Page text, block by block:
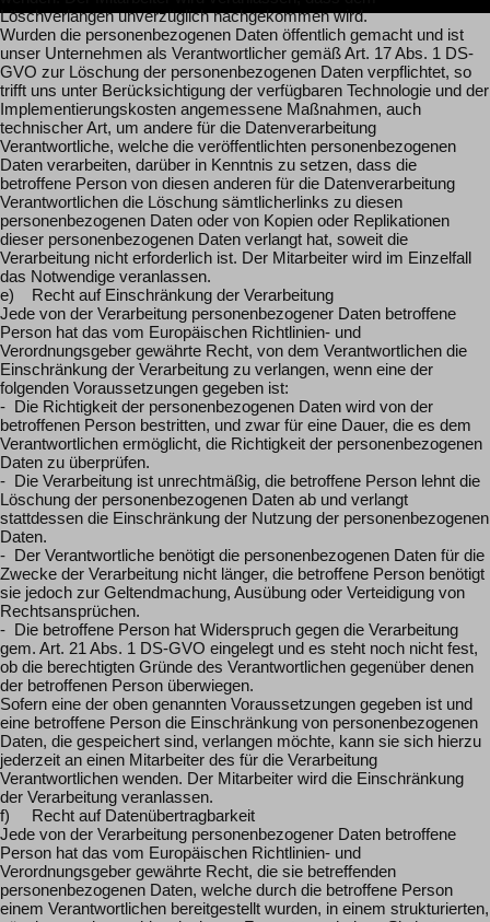
Löschverlangen unverzüglich nachgekommen wird.
Wurden die personenbezogenen Daten öffentlich gemacht und ist
unser Unternehmen als Verantwortlicher gemäß Art. 17 Abs. 1 DS-
GVO zur Löschung der personenbezogenen Daten verpflichtet, so
trifft uns unter Berücksichtigung der verfügbaren Technologie und der
Implementierungskosten angemessene Maßnahmen, auch
technischer Art, um andere für die Datenverarbeitung
Verantwortliche, welche die veröffentlichten personenbezogenen
Daten verarbeiten, darüber in Kenntnis zu setzen, dass die
betroffene Person von diesen anderen für die Datenverarbeitung
Verantwortlichen die Löschung sämtlicherlinks zu diesen
personenbezogenen Daten oder von Kopien oder Replikationen
dieser personenbezogenen Daten verlangt hat, soweit die
Verarbeitung nicht erforderlich ist. Der Mitarbeiter wird im Einzelfall
das Notwendige veranlassen.
e) Recht auf Einschränkung der Verarbeitung
Jede von der Verarbeitung personenbezogener Daten betroffene
Person hat das vom Europäischen Richtlinien- und
Verordnungsgeber gewährte Recht, von dem Verantwortlichen die
Einschränkung der Verarbeitung zu verlangen, wenn eine der
folgenden Voraussetzungen gegeben ist:
- Die Richtigkeit der personenbezogenen Daten wird von der
betroffenen Person bestritten, und zwar für eine Dauer, die es dem
Verantwortlichen ermöglicht, die Richtigkeit der personenbezogenen
Daten zu überprüfen.
- Die Verarbeitung ist unrechtmäßig, die betroffene Person lehnt die
Löschung der personenbezogenen Daten ab und verlangt
stattdessen die Einschränkung der Nutzung der personenbezogenen
Daten.
- Der Verantwortliche benötigt die personenbezogenen Daten für die
Zwecke der Verarbeitung nicht länger, die betroffene Person benötigt
sie jedoch zur Geltendmachung, Ausübung oder Verteidigung von
Rechtsansprüchen.
- Die betroffene Person hat Widerspruch gegen die Verarbeitung
gem. Art. 21 Abs. 1 DS-GVO eingelegt und es steht noch nicht fest,
ob die berechtigten Gründe des Verantwortlichen gegenüber denen
der betroffenen Person überwiegen.
Sofern eine der oben genannten Voraussetzungen gegeben ist und
eine betroffene Person die Einschränkung von personenbezogenen
Daten, die gespeichert sind, verlangen möchte, kann sie sich hierzu
jederzeit an einen Mitarbeiter des für die Verarbeitung
Verantwortlichen wenden. Der Mitarbeiter wird die Einschränkung
der Verarbeitung veranlassen.
f) Recht auf Datenübertragbarkeit
Jede von der Verarbeitung personenbezogener Daten betroffene
Person hat das vom Europäischen Richtlinien- und
Verordnungsgeber gewährte Recht, die sie betreffenden
personenbezogenen Daten, welche durch die betroffene Person
einem Verantwortlichen bereitgestellt wurden, in einem strukturierten,